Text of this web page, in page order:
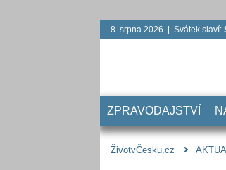
8. srpna 2026 | Svátek slaví:
ZPRAVODAJSTVÍ
ŽivotvČesku.cz